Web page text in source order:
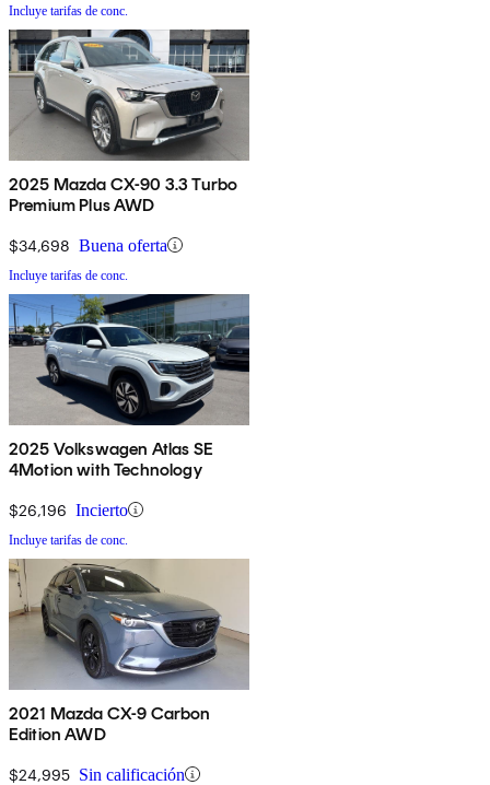
Incluye tarifas de conc.
2025 Mazda CX-90 3.3 Turbo
Premium Plus AWD
$34,698 Buena oferta
Incluye tarifas de conc.
2025 Volkswagen Atlas SE
4Motion with Technology
$26,196 Incierto
Incluye tarifas de conc.
2021 Mazda CX-9 Carbon
Edition AWD
$24,995 Sin calificación